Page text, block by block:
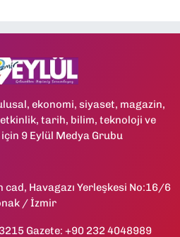
ekonomi, siyaset, magazin,
tarih, bilim, teknoloji ve
9 Eylül Medya Grubu
cad, Havagazı Yerleşkesi No:16/6
/ İzmir
Gazete: +90 232 4048989